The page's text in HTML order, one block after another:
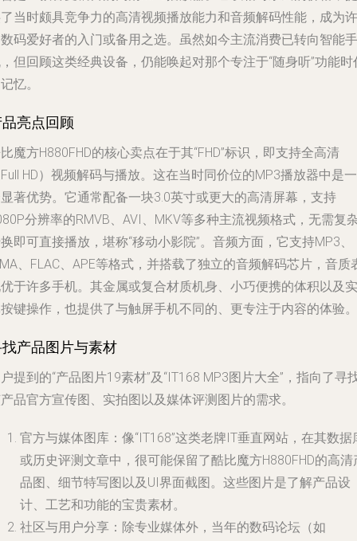
当时颇具竞争力的高清视频播放能力和音频解码性能，成为许
码爱好者的入门或备用之选。虽然如今主流消费已转向智能手
但回顾这类经典设备，仍能唤起对那个专注于“随身听”功能时
忆。
亮点回顾
魔方H880FHD的核心卖点在于其“FHD”标识，即支持全高清
HD）视频解码与播放。这在当时同价位的MP3播放器中是一
著优势。它通常配备一块3.0英寸或更大的高清屏幕，支持
分辨率的RMVB、AVI、MKV等多种主流视频格式，无需复
即可直接播放，堪称“移动小影院”。音频方面，它支持MP3、
、FLAC、APE等格式，并搭载了独立的音频解码芯片，音质
于许多手机。其金属或复合材质机身、小巧便携的体积以及实
键操作，也提供了与触屏手机不同的、更专注于内容的体验。
产品图片与素材
提到的“产品图片19素材”及“IT168 MP3图片大全”，指向了寻
品官方宣传图、实拍图以及媒体评测图片的需求。
官方与媒体图库 ：像“IT168”这类老牌IT垂直网站，在其数据
或历史评测文章中，很可能保留了酷比魔方H880FHD的高清
品图、细节特写图以及UI界面截图。这些图片是了解产品设
计、工艺和功能的宝贵素材。
社区与用户分享 ：除专业媒体外，当年的数码论坛（如